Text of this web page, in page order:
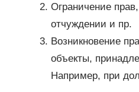
Ограничение
отчуждении и пр.
Возникновение
объекты,
Например, при